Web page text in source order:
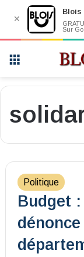
Politique
Budget
✕
Blois
Sur